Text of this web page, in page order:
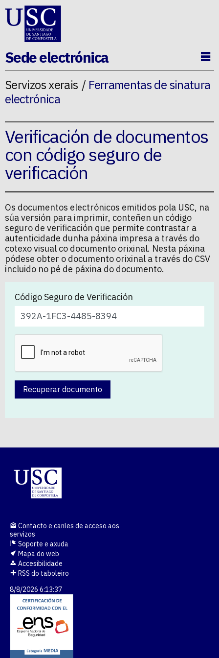
Ir ao contido da p�xina
Sede electrónica
Servizos xerais
Ferramentas de sinatura
electrónica
Verificación de documentos
con código seguro de
verificación
Os documentos electrónicos emitidos pola USC, na
súa versión para imprimir, conteñen un código
seguro de verificación que permite contrastar a
autenticidade dunha páxina impresa a través do
cotexo visual co documento orixinal. Nesta páxina
pódese obter o documento orixinal a través do CSV
incluido no pé de páxina do documento.
Código Seguro de Verificación
Recuperar documento
Contacto e canles de acceso aos
servizos
Soporte e axuda
Mapa do web
Accesibilidade
RSS do taboleiro
8/8/2026 6:13:37